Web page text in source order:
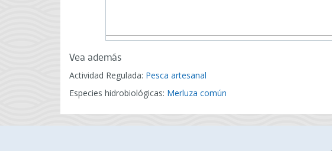
Vea además
Actividad Regulada: Pesca artesanal
Especies hidrobiológicas: Merluza común